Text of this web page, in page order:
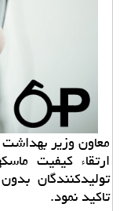
معاون وزیر
ارتقاء کیفیت
تولیدکنندگان
تاکید نمود.